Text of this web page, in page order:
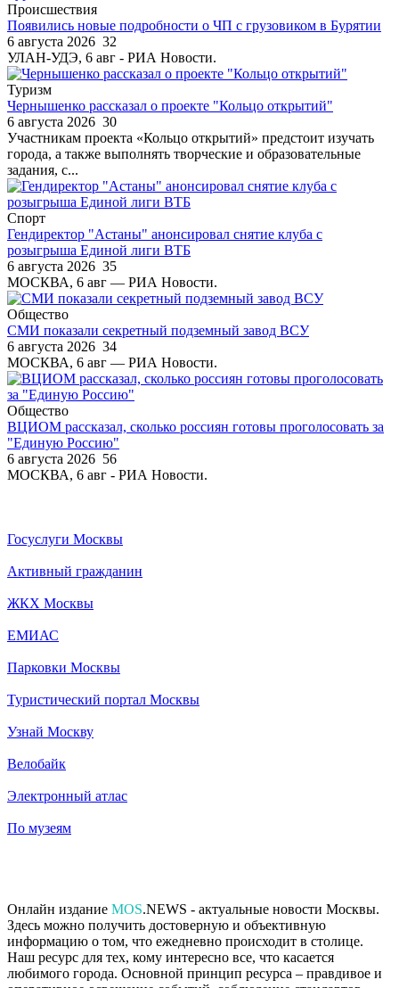
Происшествия
Появились новые подробности о ЧП с грузовиком в Бурятии
6 августа 2026 32
УЛАН-УДЭ, 6 авг - РИА Новости.
Туризм
Чернышенко рассказал о проекте "Кольцо открытий"
6 августа 2026 30
Участникам проекта «Кольцо открытий» предстоит изучать
города, а также выполнять творческие и образовательные
задания, с...
Спорт
Гендиректор "Астаны" анонсировал снятие клуба с
розыгрыша Единой лиги ВТБ
6 августа 2026 35
МОСКВА, 6 авг — РИА Новости.
Общество
СМИ показали секретный подземный завод ВСУ
6 августа 2026 34
МОСКВА, 6 авг — РИА Новости.
Общество
ВЦИОМ рассказал, сколько россиян готовы проголосовать за
"Единую Россию"
6 августа 2026 56
МОСКВА, 6 авг - РИА Новости.
Госуслуги Москвы
Активный гражданин
ЖКХ Москвы
ЕМИАС
Парковки Москвы
Туристический портал Москвы
Узнай Москву
Велобайк
Электронный атлас
По музеям
Онлайн издание MOS.NEWS - актуальные новости Москвы.
Здесь можно получить достоверную и объективную
информацию о том, что ежедневно происходит в столице.
Наш ресурс для тех, кому интересно все, что касается
любимого города. Основной принцип ресурса – правдивое и